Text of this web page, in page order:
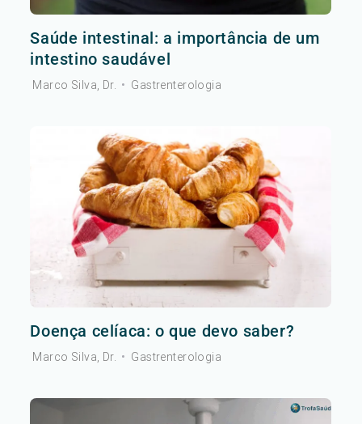
Saúde intestinal: a importância de um
intestino saudável
Marco Silva, Dr. • Gastrenterologia
Doença celíaca: o que devo saber?
Marco Silva, Dr. • Gastrenterologia